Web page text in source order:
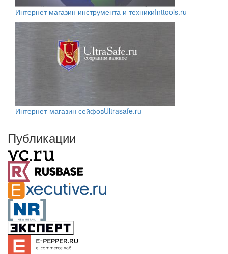
Интернет магазин инструмента и техникиInttools.ru
Интернет-магазин сейфовUltrasafe.ru
Публикации